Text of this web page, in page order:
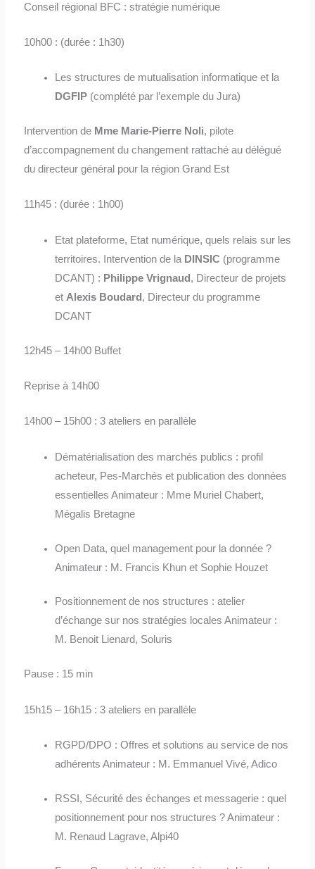
Conseil régional BFC : stratégie numérique
10h00 : (durée : 1h30)
Les structures de mutualisation informatique et la
DGFIP(complété par l’exemple du Jura)
Intervention de Mme Marie-Pierre Noli, pilote
d’accompagnement du changement rattaché au délégué
du directeur général pour la région Grand Est
11h45 : (durée : 1h00)
Etat plateforme, Etat numérique, quels relais sur les
territoires. Intervention de la DINSIC (programme
DCANT) : Philippe Vrignaud , Directeur de projets
et Alexis Boudard , Directeur du programme
DCANT
12h45 – 14h00 Buffet
Reprise à 14h00
14h00 – 15h00 : 3 ateliers en parallèle
Dématérialisation des marchés publics : profil
acheteur, Pes-Marchés et publication des données
essentielles Animateur : Mme Muriel Chabert,
Mégalis Bretagne
Open Data, quel management pour la donnée ?
Animateur : M. Francis Khun et Sophie Houzet
Positionnement de nos structures : atelier
d’échange sur nos stratégies locales Animateur :
M. Benoit Lienard, Soluris
Pause : 15 min
15h15 – 16h15 : 3 ateliers en parallèle
RGPD/DPO : Offres et solutions au service de nos
adhérents Animateur : M. Emmanuel Vivé, Adico
RSSI, Sécurité des échanges et messagerie : quel
positionnement pour nos structures ? Animateur :
M. Renaud Lagrave, Alpi40